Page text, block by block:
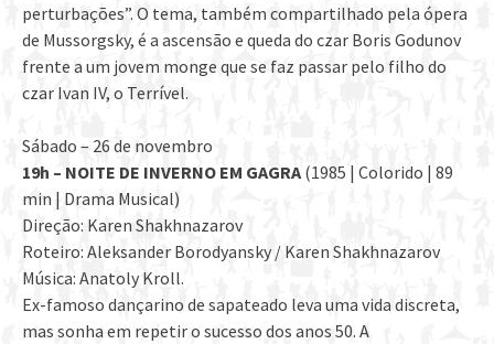
perturbações”. O tema, também compartilhado pela ópera
de Mussorgsky, é a ascensão e queda do czar Boris Godunov
frente a um jovem monge que se faz passar pelo filho do
czar Ivan IV, o Terrível.
Sábado – 26 de novembro
19h – NOITE DE INVERNO EM GAGRA (1985 | Colorido | 89
min | Drama Musical)
Direção: Karen Shakhnazarov
Roteiro: Aleksander Borodyansky / Karen Shakhnazarov
Música: Anatoly Kroll.
Ex-famoso dançarino de sapateado leva uma vida discreta,
mas sonha em repetir o sucesso dos anos 50. A